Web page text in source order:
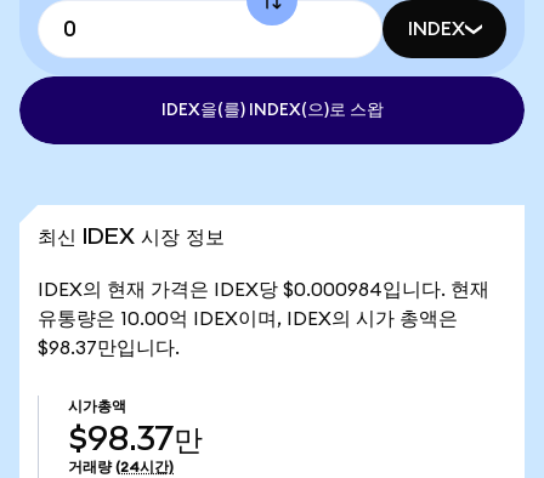
INDEX
IDEX을(를) INDEX(으)로 스왑
최신 IDEX 시장 정보
IDEX의 현재 가격은 IDEX당 $0.000984입니다. 현재
유통량은 10.00억 IDEX이며, IDEX의 시가 총액은
$98.37만입니다.
시가총액
$98.37만
거래량 (24시간)